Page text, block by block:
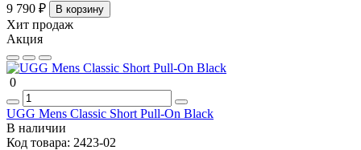
9 790 ₽
В корзину
Хит продаж
Акция
0
UGG Mens Classic Short Pull-On Black
В наличии
Код товара: 2423-02